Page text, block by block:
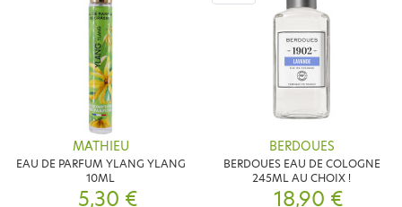
MATHIEU
EAU DE PARFUM YLANG YLANG
10ML
5,30 €
BERDOUES
BERDOUES EAU DE COLOGNE
245ML AU CHOIX !
18,90 €